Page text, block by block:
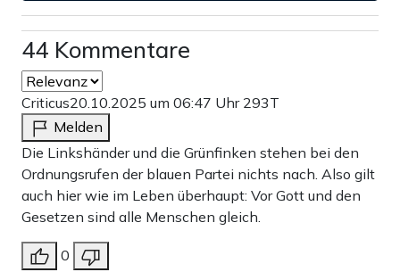
44 Kommentare
Criticus20.10.2025 um 06:47 Uhr 293T
Melden
Die Linkshänder und die Grünfinken stehen bei den
Ordnungsrufen der blauen Partei nichts nach. Also gilt
auch hier wie im Leben überhaupt: Vor Gott und den
Gesetzen sind alle Menschen gleich.
0